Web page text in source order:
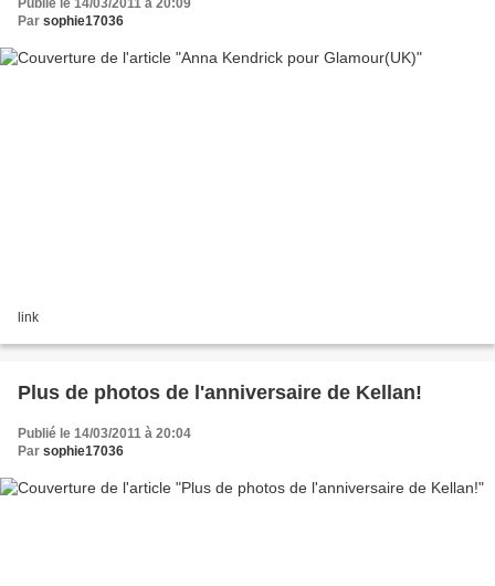
Publié le 14/03/2011 à 20:09
Par sophie17036
link
Plus de photos de l'anniversaire de Kellan!
Publié le 14/03/2011 à 20:04
Par sophie17036